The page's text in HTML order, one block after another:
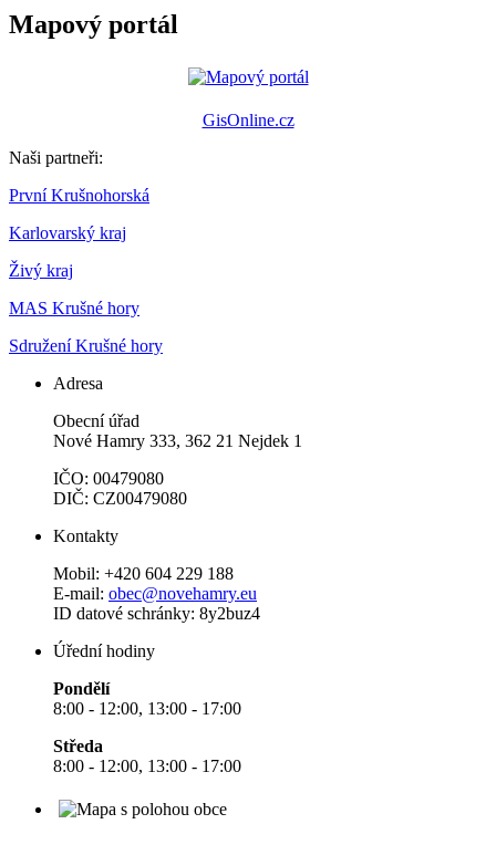
Mapový portál
GisOnline.cz
Naši partneři:
První Krušnohorská
Karlovarský kraj
Živý kraj
MAS Krušné hory
Sdružení Krušné hory
Adresa
Obecní úřad
Nové Hamry 333, 362 21 Nejdek 1
IČO: 00479080
DIČ: CZ00479080
Kontakty
Mobil: +420 604 229 188
E-mail: obec@novehamry.eu
ID datové schránky: 8y2buz4
Úřední hodiny
Pondělí
8:00 - 12:00, 13:00 - 17:00
Středa
8:00 - 12:00, 13:00 - 17:00